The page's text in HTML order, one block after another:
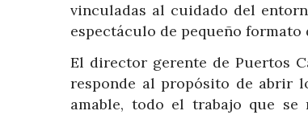
vinculadas al cuidado del
espectáculo de pequeño
El director gerente de Puertos
responde al propósito de abrir
amable, todo el trabajo que